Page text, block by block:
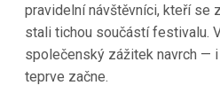
pravidelní návštěvníci, kteří se
stali tichou součástí festivalu.
společenský zážitek navrch —
teprve začne.